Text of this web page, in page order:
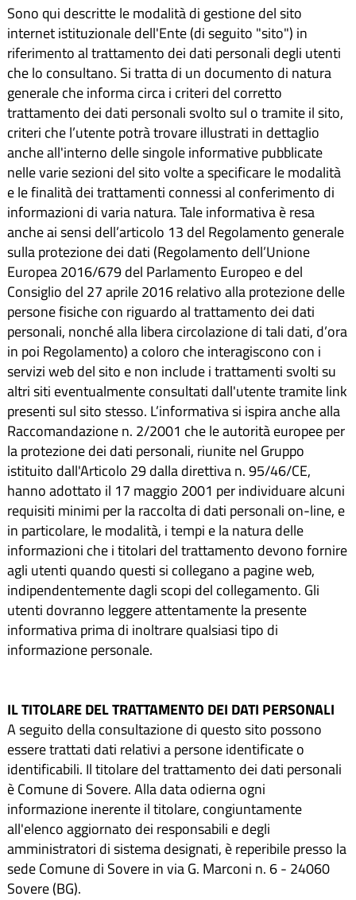
Sono qui descritte le modalità di gestione del sito
internet istituzionale dell'Ente (di seguito "sito") in
riferimento al trattamento dei dati personali degli utenti
che lo consultano. Si tratta di un documento di natura
generale che informa circa i criteri del corretto
trattamento dei dati personali svolto sul o tramite il sito,
criteri che l’utente potrà trovare illustrati in dettaglio
anche all'interno delle singole informative pubblicate
nelle varie sezioni del sito volte a specificare le modalità
e le finalità dei trattamenti connessi al conferimento di
informazioni di varia natura. Tale informativa è resa
anche ai sensi dell’articolo 13 del Regolamento generale
sulla protezione dei dati (Regolamento dell’Unione
Europea 2016/679 del Parlamento Europeo e del
Consiglio del 27 aprile 2016 relativo alla protezione delle
persone fisiche con riguardo al trattamento dei dati
personali, nonché alla libera circolazione di tali dati, d’ora
in poi Regolamento) a coloro che interagiscono con i
servizi web del sito e non include i trattamenti svolti su
altri siti eventualmente consultati dall'utente tramite link
presenti sul sito stesso. L’informativa si ispira anche alla
Raccomandazione n. 2/2001 che le autorità europee per
la protezione dei dati personali, riunite nel Gruppo
istituito dall'Articolo 29 dalla direttiva n. 95/46/CE,
hanno adottato il 17 maggio 2001 per individuare alcuni
requisiti minimi per la raccolta di dati personali on-line, e
in particolare, le modalità, i tempi e la natura delle
informazioni che i titolari del trattamento devono fornire
agli utenti quando questi si collegano a pagine web,
indipendentemente dagli scopi del collegamento. Gli
utenti dovranno leggere attentamente la presente
informativa prima di inoltrare qualsiasi tipo di
informazione personale.
IL TITOLARE DEL TRATTAMENTO DEI DATI PERSONALI
A seguito della consultazione di questo sito possono
essere trattati dati relativi a persone identificate o
identificabili. Il titolare del trattamento dei dati personali
è Comune di Sovere. Alla data odierna ogni
informazione inerente il titolare, congiuntamente
all'elenco aggiornato dei responsabili e degli
amministratori di sistema designati, è reperibile presso la
sede Comune di Sovere in via G. Marconi n. 6 - 24060
Sovere (BG).